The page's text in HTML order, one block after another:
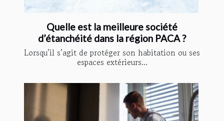
Quelle est la meilleure société
d’étanchéité dans la région PACA ?
Lorsqu’il s’agit de protéger son habitation ou ses
espaces extérieurs...